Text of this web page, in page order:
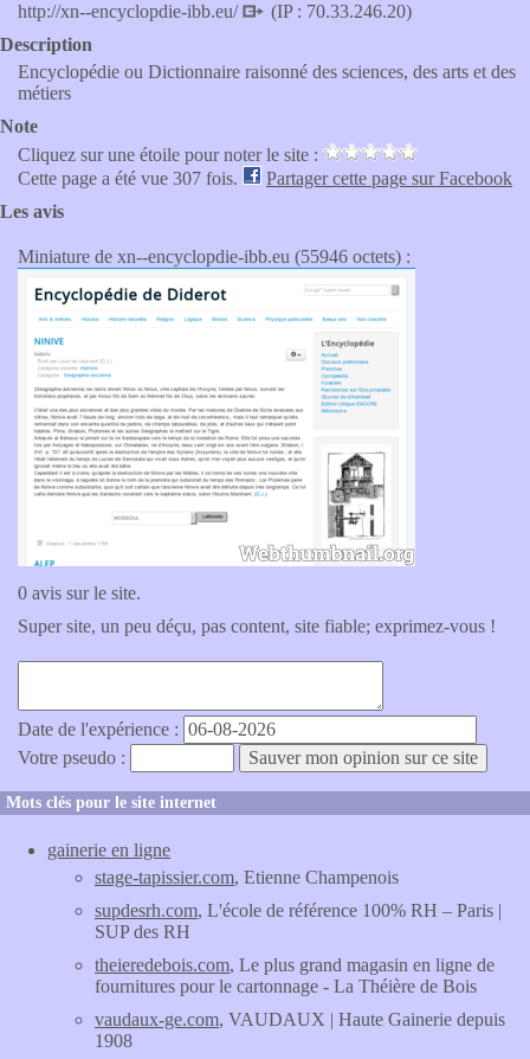
http://xn--encyclopdie-ibb.eu/
(IP : 70.33.246.20)
Description
Encyclopédie ou Dictionnaire raisonné des sciences, des arts et des
métiers
Note
Cliquez sur une étoile pour noter le site :
Cette page a été vue 307 fois.
Partager cette page sur Facebook
Les avis
Miniature de xn--encyclopdie-ibb.eu (55946 octets) :
0 avis sur le site.
Super site, un peu déçu, pas content, site fiable; exprimez-vous !
Date de l'expérience :
Votre pseudo :
Mots clés pour le site internet
gainerie en ligne
stage-tapissier.com, Etienne Champenois
supdesrh.com, L'école de référence 100% RH – Paris |
SUP des RH
theieredebois.com, Le plus grand magasin en ligne de
fournitures pour le cartonnage - La Théière de Bois
vaudaux-ge.com, VAUDAUX | Haute Gainerie depuis
1908